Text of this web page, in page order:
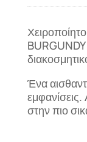
Ένα
εμφανίσεις.
στην πιο